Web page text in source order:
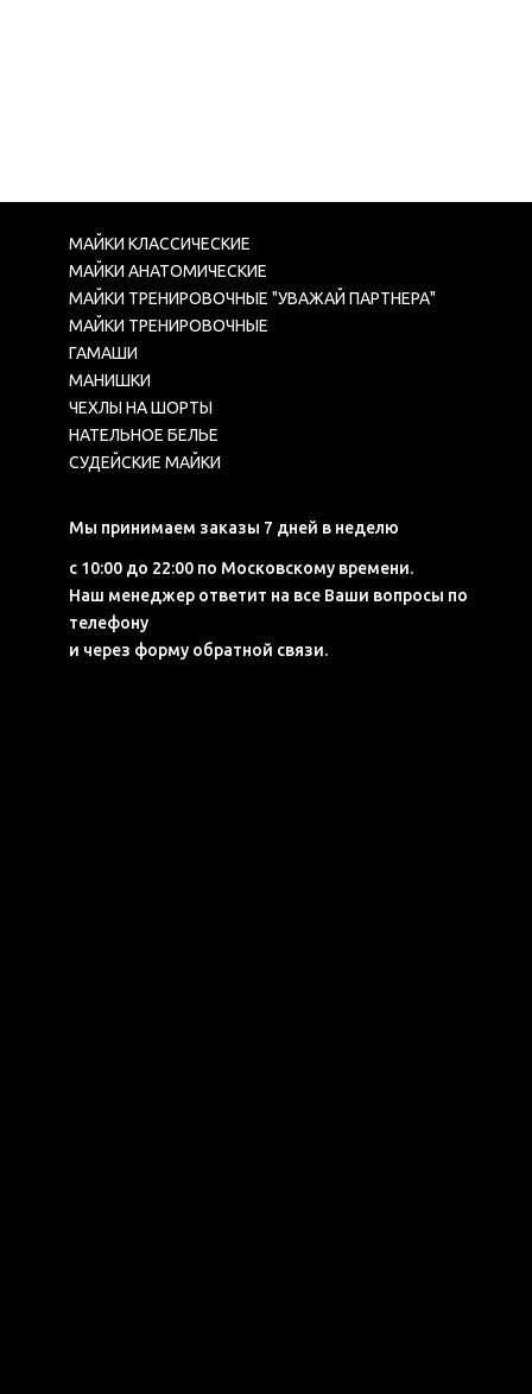
МАЙКИ КЛАССИЧЕСКИЕ
МАЙКИ АНАТОМИЧЕСКИЕ
МАЙКИ ТРЕНИРОВОЧНЫЕ "УВАЖАЙ ПАРТНЕРА"
МАЙКИ ТРЕНИРОВОЧНЫЕ
ГАМАШИ
МАНИШКИ
ЧЕХЛЫ НА ШОРТЫ
НАТЕЛЬНОЕ БЕЛЬЕ
СУДЕЙСКИЕ МАЙКИ
Мы принимаем заказы 7 дней в неделю
с 10:00 до 22:00 по Московскому времени.
Наш менеджер ответит на все Ваши вопросы по
телефону
и через форму обратной связи.